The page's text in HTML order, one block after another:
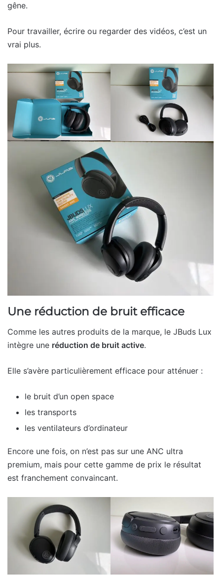
gêne.
Pour travailler, écrire ou regarder des vidéos, c’est un
vrai plus.
Une réduction de bruit efficace
Comme les autres produits de la marque, le JBuds Lux
intègre une réduction de bruit active.
Elle s’avère particulièrement efficace pour atténuer :
le bruit d’un open space
les transports
les ventilateurs d’ordinateur
Encore une fois, on n’est pas sur une ANC ultra
premium, mais pour cette gamme de prix le résultat
est franchement convaincant.